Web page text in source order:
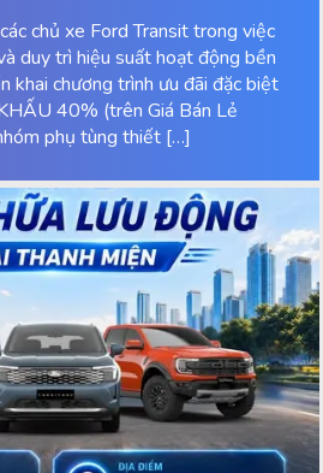
chủ xe Ford Transit trong việc
duy trì hiệu suất hoạt động bền
khai chương trình ưu đãi đặc biệt
40% (trên Giá Bán Lẻ
phụ tùng thiết […]